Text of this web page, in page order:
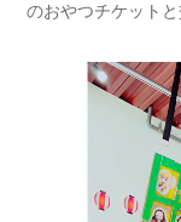
のおやつチケット